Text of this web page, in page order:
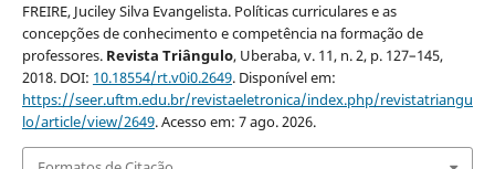
FREIRE, Juciley Silva Evangelista. Políticas curriculares e as
concepções de conhecimento e competência na formação de
professores. Revista Triângulo, Uberaba, v. 11, n. 2, p. 127–145,
2018. DOI: 10.18554/rt.v0i0.2649. Disponível em:
https://seer.uftm.edu.br/revistaeletronica/index.php/revistatriangu
lo/article/view/2649. Acesso em: 7 ago. 2026.